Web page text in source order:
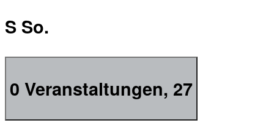
S So.
0 Veranstaltungen, 27